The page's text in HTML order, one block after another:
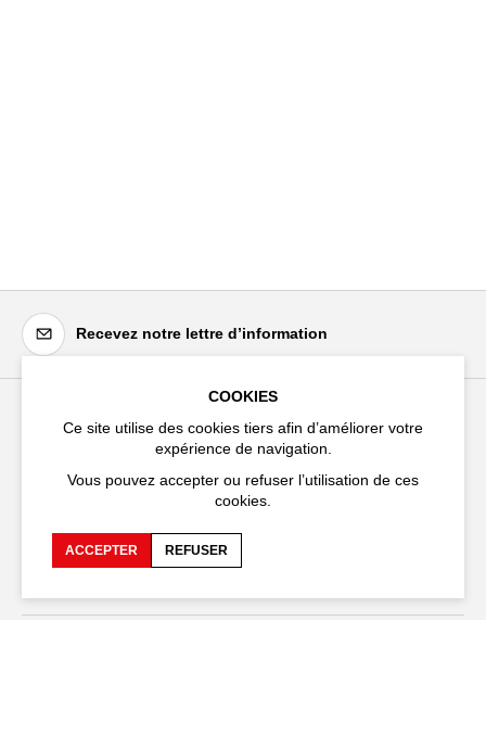
Recevez notre lettre d’information
Festival d'Avignon
20 rue du Portail Boquier,
+33 (0)4 90 27 66 50
COOKIES
Ce site utilise des cookies tiers afin d’améliorer votre
expérience de navigation.
Vous pouvez accepter ou refuser l’utilisation de ces
cookies.
ACCEPTER REFUSER